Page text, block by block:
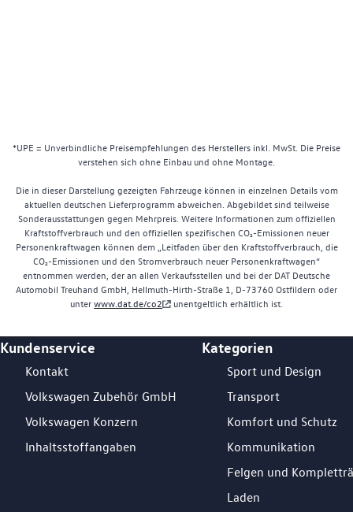
*UPE = Unverbindliche Preisempfehlungen des Herstellers inkl. MwSt. Die Preise
verstehen sich ohne Einbau und ohne Montage.
Die in dieser Darstellung gezeigten Fahrzeuge können in einzelnen Details vom
aktuellen deutschen Lieferprogramm abweichen. Abgebildet sind teilweise
Sonderausstattungen gegen Mehrpreis. Weitere Informationen zum offiziellen
Kraftstoffverbrauch und den offiziellen spezifischen CO₂-Emissionen neuer
Personenkraftwagen können dem „Leitfaden über den Kraftstoffverbrauch, die
CO₂-Emissionen und den Stromverbrauch neuer Personenkraftwagen“
entnommen werden, der an allen Verkaufsstellen und bei der DAT Deutsche
Automobil Treuhand GmbH, Hellmuth-Hirth-Straße 1, D-73760 Ostfildern oder
unterwww.dat.de/co2 unentgeltlich erhältlich ist.
Footer Teaser
Kundenservice
Kontakt
Volkswagen Zubehör GmbH
Volkswagen Konzern
Inhaltsstoffangaben
Kategorien
Sport und Design
Transport
Komfort und Schutz
Kommunikation
Felgen und
Laden